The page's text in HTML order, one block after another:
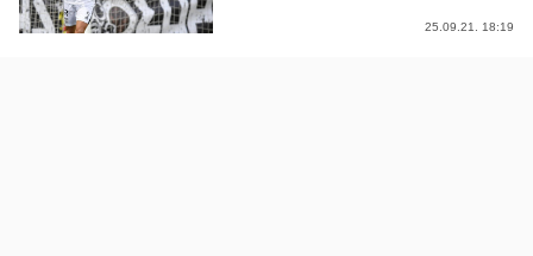
25.09.21. 18:19